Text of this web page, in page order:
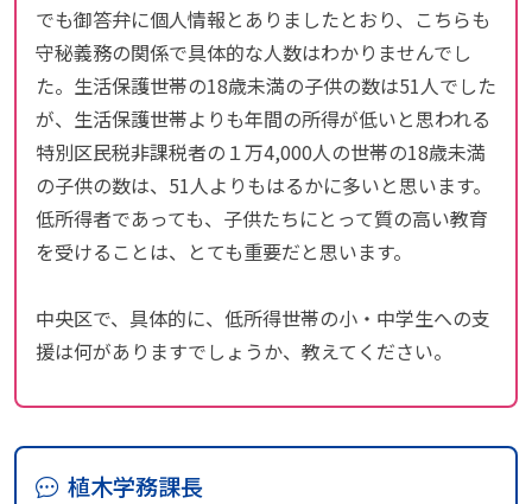
でも御答弁に個人情報とありましたとおり、こちらも
守秘義務の関係で具体的な人数はわかりませんでし
た。生活保護世帯の18歳未満の子供の数は51人でした
が、生活保護世帯よりも年間の所得が低いと思われる
特別区民税非課税者の１万4,000人の世帯の18歳未満
の子供の数は、51人よりもはるかに多いと思います。
低所得者であっても、子供たちにとって質の高い教育
を受けることは、とても重要だと思います。
中央区で、具体的に、低所得世帯の小・中学生への支
援は何がありますでしょうか、教えてください。
植木学務課長